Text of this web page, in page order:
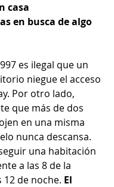
casa
en busca de algo
es ilegal que un
niegue el acceso
Por otro lado,
que más de dos
en una misma
nunca descansa.
una habitación
a las 8 de la
12 de noche. El